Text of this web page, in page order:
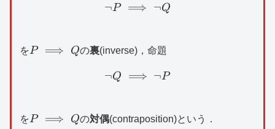
\lnot P\implies \lnot Q
¬P ⟹ ¬Q
を P\implies
P ⟹ Qの裏(inverse)，命題
\lnot Q\implies \lnot P
¬Q ⟹ ¬P
を P\implies
P ⟹ Qの対偶(contraposition)という．